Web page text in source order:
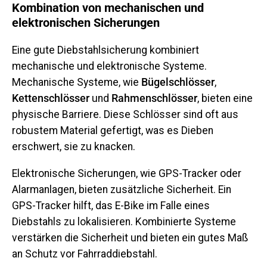
Kombination von mechanischen und
elektronischen Sicherungen
Eine gute Diebstahlsicherung kombiniert
mechanische und elektronische Systeme.
Mechanische Systeme, wie Bügelschlösser,
Kettenschlösserund Rahmenschlösser, bieten eine
physische Barriere. Diese Schlösser sind oft aus
robustem Material gefertigt, was es Dieben
erschwert, sie zu knacken.
Elektronische Sicherungen, wie GPS-Tracker oder
Alarmanlagen, bieten zusätzliche Sicherheit. Ein
GPS-Tracker hilft, das E-Bike im Falle eines
Diebstahls zu lokalisieren. Kombinierte Systeme
verstärken die Sicherheit und bieten ein gutes Maß
an Schutz vor Fahrraddiebstahl.